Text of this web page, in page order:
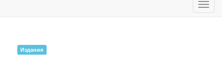
Издания